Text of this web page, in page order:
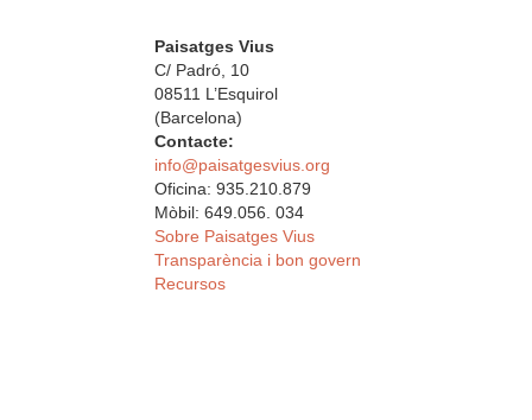
Paisatges Vius
C/ Padró, 10
08511 L’Esquirol
(Barcelona)
Contacte:
info@paisatgesvius.org
Oficina: 935.210.879
Mòbil: 649.056. 034
Sobre Paisatges Vius
Transparència i bon govern
Recursos